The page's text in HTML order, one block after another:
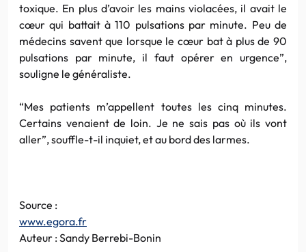
toxique. En plus d’avoir les mains violacées, il avait le
cœur qui battait à 110 pulsations par minute. Peu de
médecins savent que lorsque le cœur bat à plus de 90
pulsations par minute, il faut opérer en urgence”,
souligne le généraliste.
“Mes patients m’appellent toutes les cinq minutes.
Certains venaient de loin. Je ne sais pas où ils vont
aller”, souffle-t-il inquiet, et au bord des larmes.
Source :
www.egora.fr
Auteur : Sandy Berrebi-Bonin